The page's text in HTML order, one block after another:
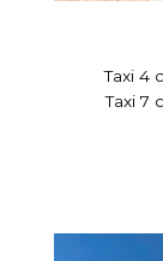
Taxi 4
Taxi 7